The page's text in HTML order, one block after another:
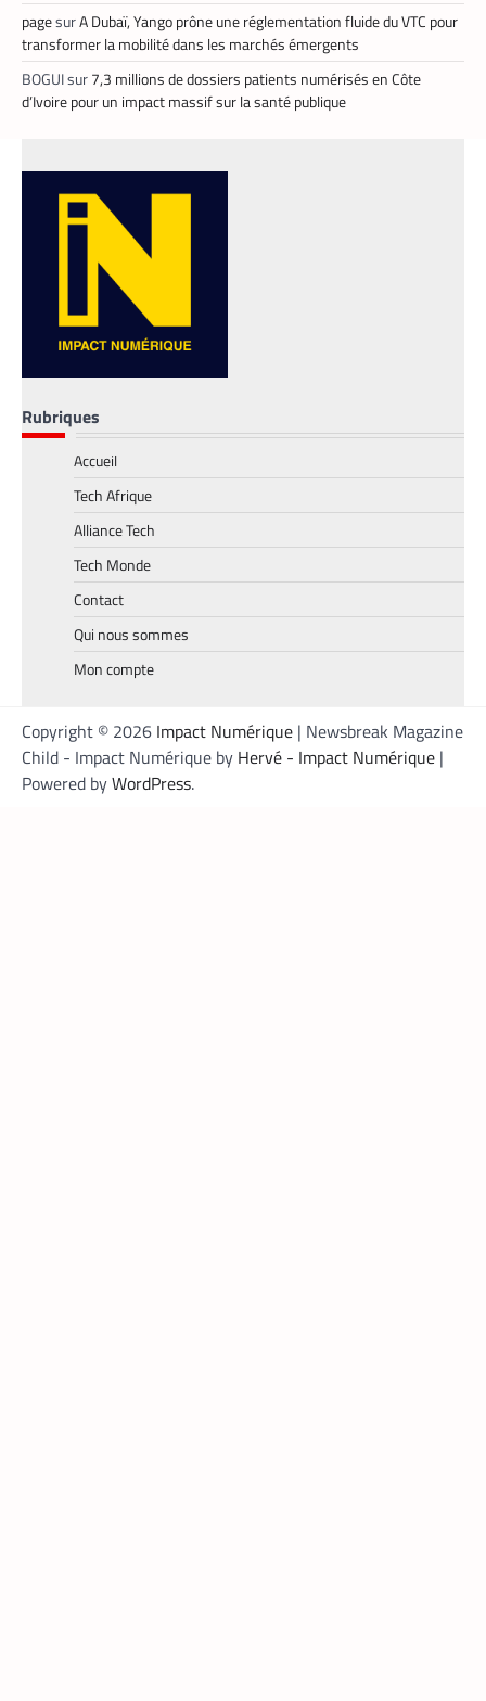
FINTECH ,
s’imposer en Afrique
En associant l’interopérabilité de PayPal
World au stablecoin PYUSD, PayPal
promet de désenclaver le commerce
africain et accélérer l’inclusion financière
grâce à des transactions
transfrontalières plus rapides, stables et
économiques.
pagesurA Dubaï, Yango prône une réglementation fluide du VTC pour
transformer la mobilité dans les marchés émergents
BOGUIsur7,3 millions de dossiers patients numérisés en Côte
d’Ivoire pour un impact massif sur la santé publique
Rubriques
Accueil
Tech Afrique
Alliance Tech
Tech Monde
Contact
Qui nous sommes
Mon compte
Copyright © 2026 Impact Numérique | Newsbreak Magazine
Child - Impact Numérique by Hervé - Impact Numérique |
Powered byWordPress.